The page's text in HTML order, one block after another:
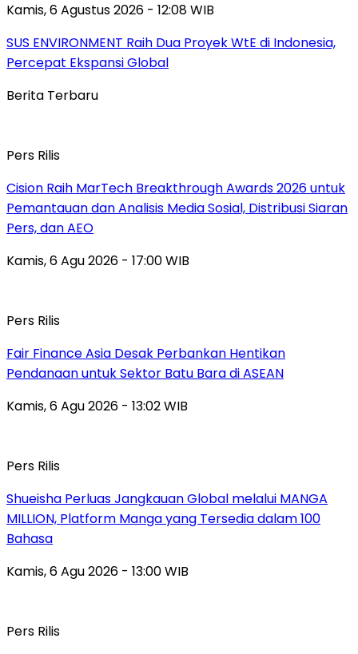
Kamis, 6 Agustus 2026 - 12:08 WIB
SUS ENVIRONMENT Raih Dua Proyek WtE di Indonesia,
Percepat Ekspansi Global
Berita Terbaru
Pers Rilis
Cision Raih MarTech Breakthrough Awards 2026 untuk
Pemantauan dan Analisis Media Sosial, Distribusi Siaran
Pers, dan AEO
Kamis, 6 Agu 2026 - 17:00 WIB
Pers Rilis
Fair Finance Asia Desak Perbankan Hentikan
Pendanaan untuk Sektor Batu Bara di ASEAN
Kamis, 6 Agu 2026 - 13:02 WIB
Pers Rilis
Shueisha Perluas Jangkauan Global melalui MANGA
MILLION, Platform Manga yang Tersedia dalam 100
Bahasa
Kamis, 6 Agu 2026 - 13:00 WIB
Pers Rilis